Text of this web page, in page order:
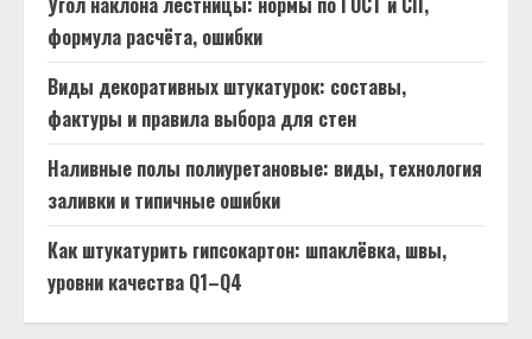
формула расчёта, ошибки
Виды декоративных штукатурок: составы,
фактуры и правила выбора для стен
Наливные полы полиуретановые: виды, технология
заливки и типичные ошибки
Как штукатурить гипсокартон: шпаклёвка, швы,
уровни качества Q1–Q4